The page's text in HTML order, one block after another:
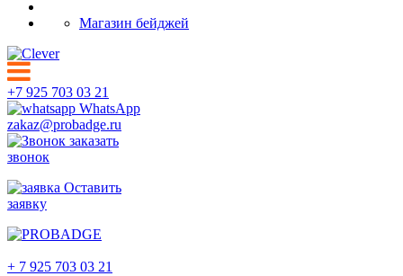
Магазин бейджей
+7 925 703 03 21
WhatsApp
zakaz@probadge.ru
заказать
звонок
Оставить
заявку
+ 7 925 703 03 21